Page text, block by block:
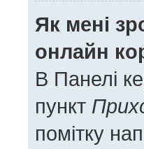
Як мені
онлайн
В Панелі
пункт
помітку